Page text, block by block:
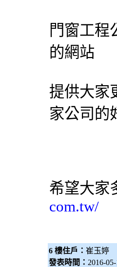
門窗工程
的網站
提供大家
家公司的
希望大家
com.tw/
6 樓住戶： 崔玉婷
發表時間： 2016-